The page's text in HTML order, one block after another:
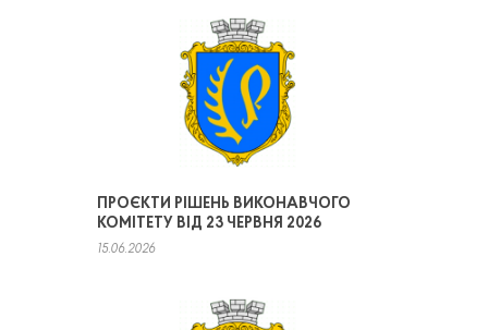
ПРОЄКТИ РІШЕНЬ ВИКОНАВЧОГО
КОМІТЕТУ ВІД 23 ЧЕРВНЯ 2026
15.06.2026